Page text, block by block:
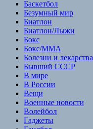
Баскетбол
Безумный мир
Биатлон
Биатлон/Лыжи
Бокс
Бокс/MMA
Болезни и лекарства
Бывший СССР
В мире
В России
Вещи
Военные новости
Волейбол
Гаджеты